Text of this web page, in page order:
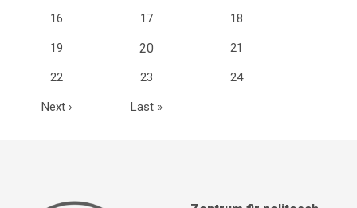
16 17 18
19 20 21
22 23 24
Next › Last »